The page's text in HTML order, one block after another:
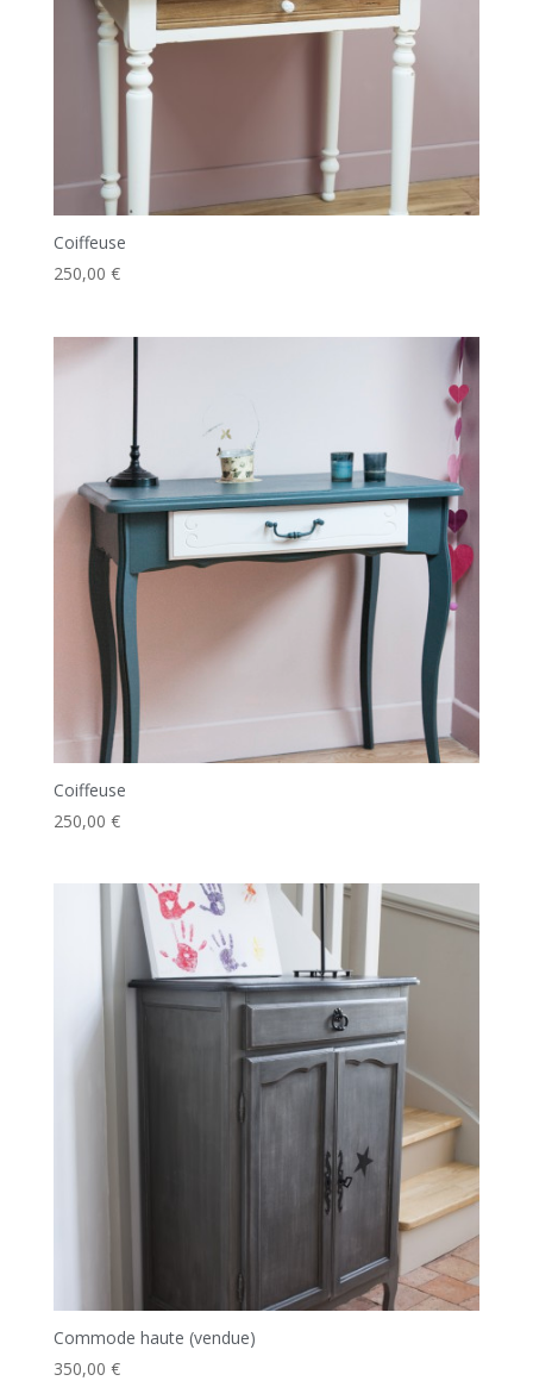
Coiffeuse
250,00 €
Coiffeuse
250,00 €
Commode haute (vendue)
350,00 €